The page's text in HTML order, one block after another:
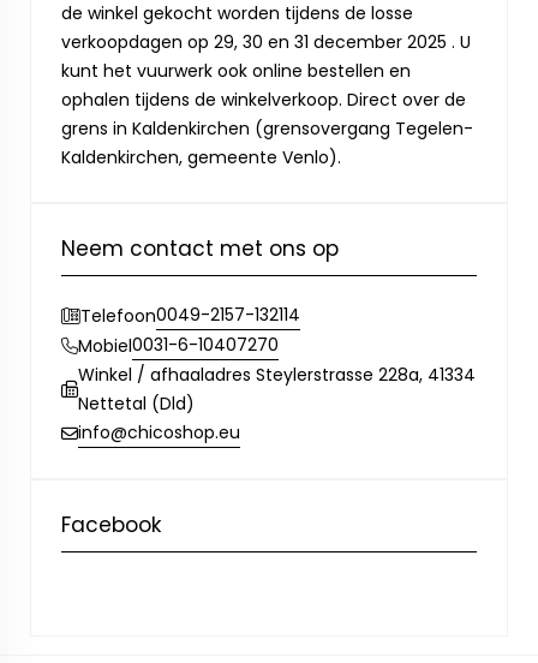
de winkel gekocht worden tijdens de losse
verkoopdagen op 29, 30 en 31 december 2025 . U
kunt het vuurwerk ook online bestellen en
ophalen tijdens de winkelverkoop. Direct over de
grens in Kaldenkirchen (grensovergang Tegelen-
Kaldenkirchen, gemeente Venlo).
Neem contact met ons op
Telefoon0049-2157-132114
Mobiel0031-6-10407270
Winkel / afhaaladres Steylerstrasse 228a, 41334
Nettetal (Dld)
info@chicoshop.eu
Facebook